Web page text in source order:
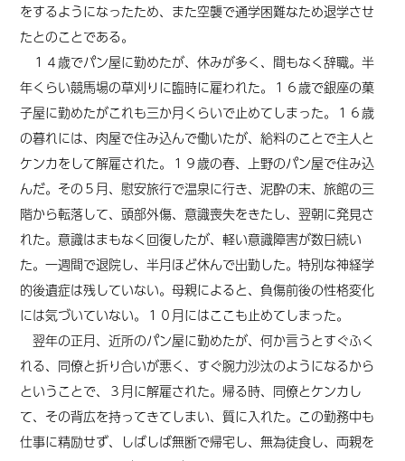
をするようになったため、また空襲で通学困難なため退学させ
たとのことである。
１４歳でパン屋に勤めたが、休みが多く、間もなく辞職。半
年くらい競馬場の草刈りに臨時に雇われた。１６歳で銀座の菓
子屋に勤めたがこれも三か月くらいで止めてしまった。１６歳
の暮れには、肉屋で住み込んで働いたが、給料のことで主人と
ケンカをして解雇された。１９歳の春、上野のパン屋で住み込
んだ。その５月、慰安旅行で温泉に行き、泥酔の末、旅館の三
階から転落して、頭部外傷、意識喪失をきたし、翌朝に発見さ
れた。意識はまもなく回復したが、軽い意識障害が数日続い
た。一週間で退院し、半月ほど休んで出勤した。特別な神経学
的後遺症は残していない。母親によると、負傷前後の性格変化
には気づいていない。１０月にはここも止めてしまった。
翌年の正月、近所のパン屋に勤めたが、何か言うとすぐふく
れる、同僚と折り合いが悪く、すぐ腕力沙汰のようになるから
ということで、３月に解雇された。帰る時、同僚とケンカし
て、その背広を持ってきてしまい、質に入れた。この勤務中も
仕事に精励せず、しばしば無断で帰宅し、無為徒食し、両親を